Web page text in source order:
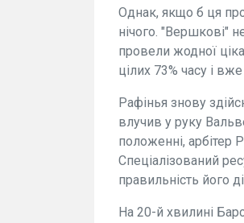
Однак, якщо б ця
нічого. "Вершкові"
провели жодної
цілих 73% часу і
Рафінья знову
влучив у руку
положенні, арбітер
Спеціалізований
правильність його
На 20-й хвилині